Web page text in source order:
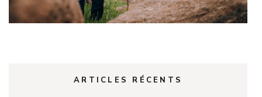
ARTICLES RÉCENTS